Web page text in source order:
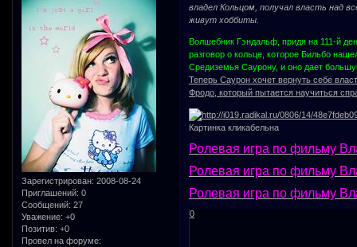
Зарегистрирован: 2008-08-24
Приглашений: 0
Сообщений: 27
Уважение: +0
Позитив: +0
Провел на форуме:
владел Кольцом, получал власть над
живут хоббиты.
Волшебник Гэндальф, придя на 111-й
разговор о кольце, которое Бильбо
Средиземья Саурону, и оно дает
Теперь Саурон хочет вернуть себе
Фродо, который пытается научиться
Картинка кликабельна
Ролевая игра по фильму
Ролевая игра по фильму
Ролевая игра по фильму
0